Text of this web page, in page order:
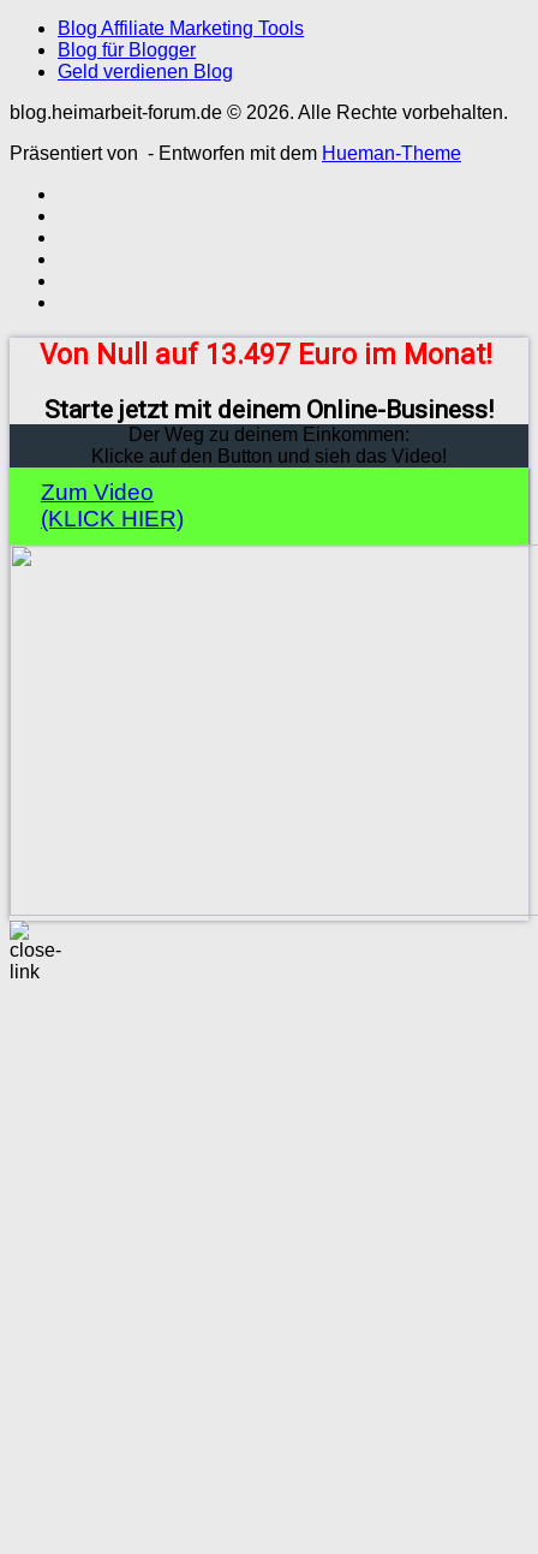
Blog Affiliate Marketing Tools
Blog für Blogger
Geld verdienen Blog
blog.heimarbeit-forum.de © 2026. Alle Rechte vorbehalten.
Präsentiert von - Entworfen mit dem Hueman-Theme
Von Null auf 13.497 Euro im Monat!
Starte jetzt mit deinem Online-Business!
Der Weg zu deinem Einkommen:
Klicke auf den Button und sieh das Video!
Zum Video
(KLICK HIER)